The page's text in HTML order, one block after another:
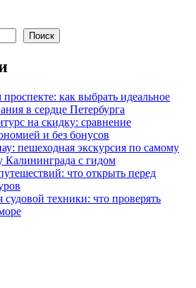
Поиск
как выбрать идеальное
в сердце Петербурга
на скидку: сравнение
и без бонусов
пешеходная экскурсия по самому
Калининграда с гидом
что открыть перед
техники: что проверять